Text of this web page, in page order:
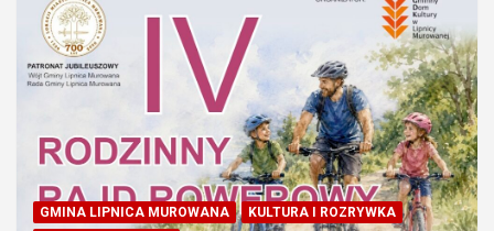
GMINA LIPNICA MUROWANA
KULTURA I ROZRYWKA